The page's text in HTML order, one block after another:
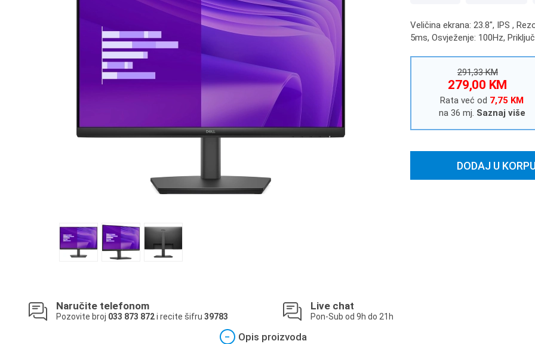
Veličina ekrana: 23.8", IPS ,
5ms, Osvježenje: 100Hz,
291,33 KM
279,00 KM
Rata već od 7,75 KM
na 36 mj. Saznaj više
DODAJ U
Naručite telefonom
Pozovite broj 033 873 872i recite šifru 39783
Live chat
Pon-Sub od 9h do 21h
− Opis proizvoda